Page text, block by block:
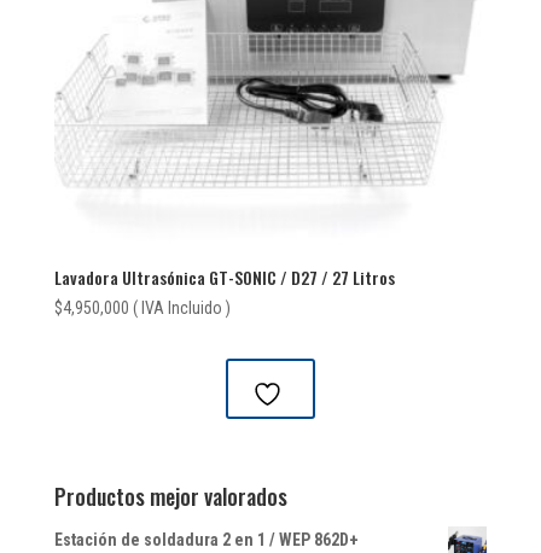
Lavadora Ultrasónica GT-SONIC / D27 / 27 Litros
$4,950,000 ( IVA Incluido )
Productos mejor valorados
Estación de soldadura 2 en 1 / WEP 862D+